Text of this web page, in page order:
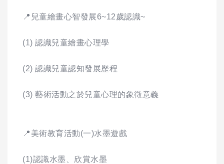
📍兒童繪畫心智發展6~12歲認識~
(1) 認識兒童繪畫心理學
(2) 認識兒童認知發展歷程
(3) 藝術活動之於兒童心理的象徵意義
📍美術教育活動(一)水墨遊戲
(1)認識水墨、欣賞水墨